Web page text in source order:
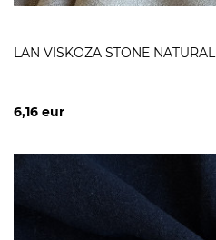
LAN VISKOZA STONE NATURAL
6,16 eur